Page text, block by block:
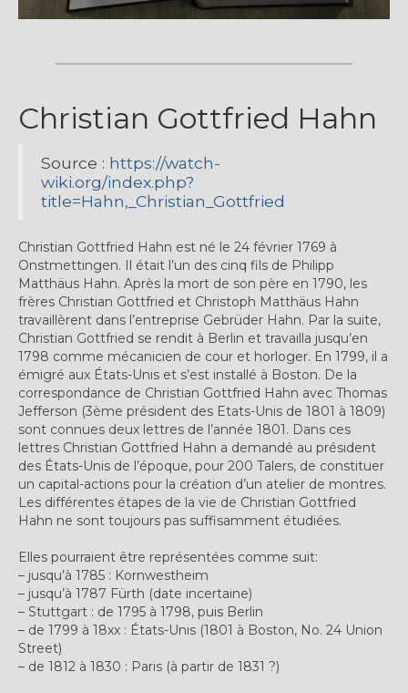
Christian Gottfried Hahn
Source : https://watch-
wiki.org/index.php?
title=Hahn,_Christian_Gottfried
Christian Gottfried Hahn est né le 24 février 1769 à
Onstmettingen. Il était l’un des cinq fils de Philipp
Matthäus Hahn. Après la mort de son père en 1790, les
frères Christian Gottfried et Christoph Matthäus Hahn
travaillèrent dans l’entreprise Gebrüder Hahn. Par la suite,
Christian Gottfried se rendit à Berlin et travailla jusqu’en
1798 comme mécanicien de cour et horloger. En 1799, il a
émigré aux États-Unis et s’est installé à Boston. De la
correspondance de Christian Gottfried Hahn avec Thomas
Jefferson (3ème président des Etats-Unis de 1801 à 1809)
sont connues deux lettres de l’année 1801. Dans ces
lettres Christian Gottfried Hahn a demandé au président
des États-Unis de l’époque, pour 200 Talers, de constituer
un capital-actions pour la création d’un atelier de montres.
Les différentes étapes de la vie de Christian Gottfried
Hahn ne sont toujours pas suffisamment étudiées.
Elles pourraient être représentées comme suit:
– jusqu’à 1785 : Kornwestheim
– jusqu’à 1787 Fürth (date incertaine)
– Stuttgart : de 1795 à 1798, puis Berlin
– de 1799 à 18xx : États-Unis (1801 à Boston, No. 24 Union
Street)
– de 1812 à 1830 : Paris (à partir de 1831 ?)